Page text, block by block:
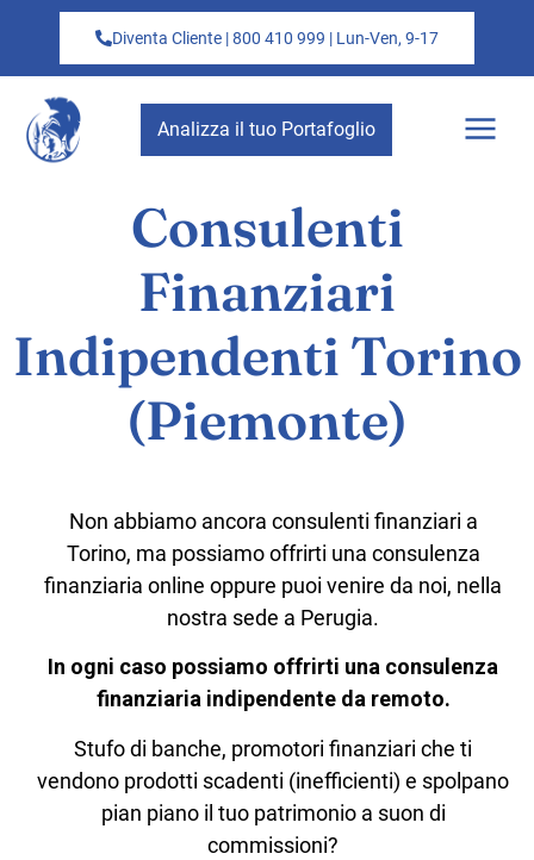
Diventa Cliente | 800 410 999 | Lun-Ven, 9-17
Analizza il tuo Portafoglio
Consulenti
Finanziari
Indipendenti Torino
(Piemonte)
Non abbiamo ancora consulenti finanziari a
Torino, ma possiamo offrirti una consulenza
finanziaria online oppure puoi venire da noi, nella
nostra sede a Perugia.
In ogni caso possiamo offrirti una consulenza
finanziaria indipendente da remoto.
Stufo di banche, promotori finanziari che ti
vendono prodotti scadenti (inefficienti) e spolpano
pian piano il tuo patrimonio a suon di
commissioni?